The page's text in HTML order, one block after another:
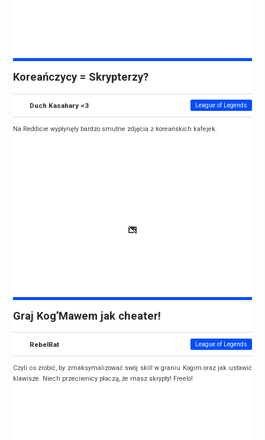
Koreańczycy = Skrypterzy?
Duch Kasahary <3 League of Legends
Na Reddicie wypłynęły bardzo smutne zdjęcia z koreańskich kafejek.
Graj Kog’Mawem jak cheater!
RebelRat League of Legends
Czyli co zrobić, by zmaksymalizować swój skill w graniu Kogim oraz jak ustawić
klawisze. Niech przeciwnicy płaczą, że masz skrypty! Freelo!